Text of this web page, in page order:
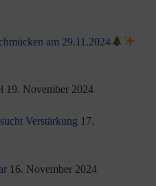
am 29.11.2024
19. November 2024
Verstärkung 17.
16. November 2024